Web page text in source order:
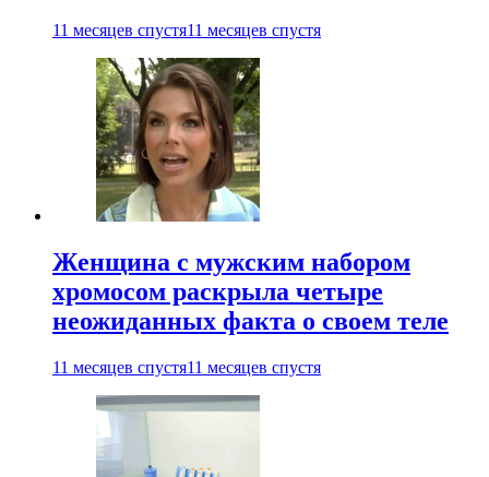
11 месяцев спустя11 месяцев спустя
Женщина с мужским набором
хромосом раскрыла четыре
неожиданных факта о своем теле
11 месяцев спустя11 месяцев спустя